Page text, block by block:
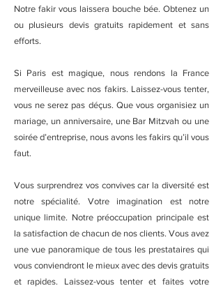
Notre fakir vous laissera bouche bée. Obtenez un
ou plusieurs devis gratuits rapidement et sans
efforts.
Si Paris est magique, nous rendons la France
merveilleuse avec nos fakirs. Laissez-vous tenter,
vous ne serez pas déçus. Que vous organisiez un
mariage, un anniversaire, une Bar Mitzvah ou une
soirée d’entreprise, nous avons les fakirs qu’il vous
faut.
Vous surprendrez vos convives car la diversité est
notre spécialité. Votre imagination est notre
unique limite. Notre préoccupation principale est
la satisfaction de chacun de nos clients. Vous avez
une vue panoramique de tous les prestataires qui
vous conviendront le mieux avec des devis gratuits
et rapides. Laissez-vous tenter et faites votre